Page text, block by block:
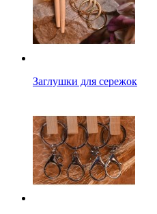
Заглушки для сережок